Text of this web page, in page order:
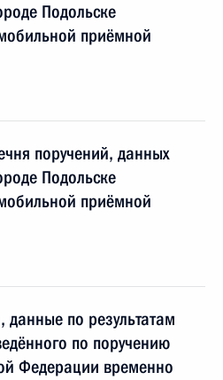
Подольске
приёмной
поручений, данных
Подольске
приёмной
данные по результатам
по поручению
Федерации временно